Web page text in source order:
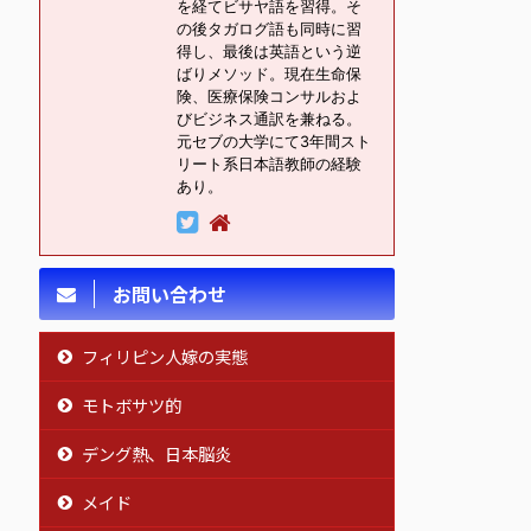
を経てビサヤ語を習得。そ
の後タガログ語も同時に習
得し、最後は英語という逆
ばりメソッド。現在生命保
険、医療保険コンサルおよ
びビジネス通訳を兼ねる。
元セブの大学にて3年間スト
リート系日本語教師の経験
あり。
お問い合わせ
フィリピン人嫁の実態
モトボサツ的
デング熱、日本脳炎
メイド